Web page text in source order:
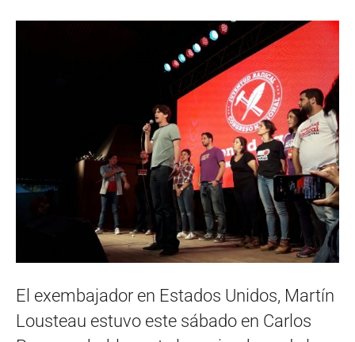
El exembajador en Estados Unidos, Martín
Lousteau estuvo este sábado en Carlos